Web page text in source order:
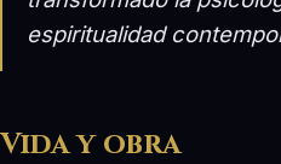
espiritualidad
Vida y obra